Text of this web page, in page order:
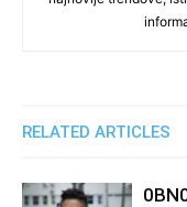
RELATED ARTICLES